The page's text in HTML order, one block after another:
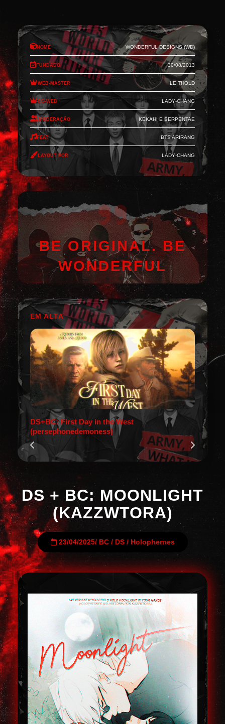
Nome Wonderful Designs (WD)
Fundado 30/08/2013
Web-Master Leithold
Co-Web Lady-Chang
Moderação Kekahi e Serpentae
Feat BTS Arirang
Layout por Lady-Chang
BE ORIGINAL. BE
WONDERFUL
EM ALTA
DS+BC: First Day in the West
(persephonedemoness)
DS + BC: MOONLIGHT
(KAZZWTORA)
23/04/2025/ BC/ DS/ Holophernes